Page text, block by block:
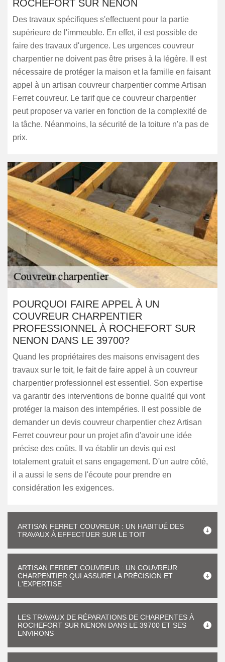
ROCHEFORT SUR NENON
Des travaux spécifiques s'effectuent pour la partie
supérieure de l'immeuble. En effet, il est possible de
faire des travaux d'urgence. Les urgences couvreur
charpentier ne doivent pas être prises à la légère. Il est
nécessaire de protéger la maison et la famille en faisant
appel à un artisan couvreur charpentier comme Artisan
Ferret couvreur. Le tarif que ce couvreur charpentier
peut proposer va varier en fonction de la complexité de
la tâche. Néanmoins, la sécurité de la toiture n'a pas de
prix.
POURQUOI FAIRE APPEL À UN
COUVREUR CHARPENTIER
PROFESSIONNEL À ROCHEFORT SUR
NENON DANS LE 39700?
Quand les propriétaires des maisons envisagent des
travaux sur le toit, le fait de faire appel à un couvreur
charpentier professionnel est essentiel. Son expertise
va garantir des interventions de bonne qualité qui vont
protéger la maison des intempéries. Il est possible de
demander un devis couvreur charpentier chez Artisan
Ferret couvreur pour un projet afin d'avoir une idée
précise des coûts. Il va établir un devis qui est
totalement gratuit et sans engagement. D'un autre côté,
il a aussi le sens de l'écoute pour prendre en
considération les exigences.
ARTISAN FERRET COUVREUR : UN HABITUÉ DES
TRAVAUX À EFFECTUER SUR LE TOIT
ARTISAN FERRET COUVREUR : UN COUVREUR
CHARPENTIER QUI ASSURE LA PRÉCISION ET
L'EXPERTISE
LES TRAVAUX DE RÉPARATIONS DE CHARPENTES À
ROCHEFORT SUR NENON DANS LE 39700 ET SES
ENVIRONS